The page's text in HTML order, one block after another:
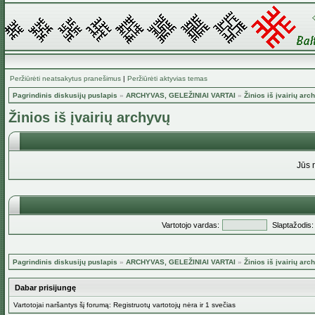
Peržiūrėti neatsakytus pranešimus | Peržiūrėti aktyvias temas
Pagrindinis diskusijų puslapis » ARCHYVAS, GELEŽINIAI VARTAI » Žinios iš įvairių
Žinios iš įvairių archyvų
Jūs
Vartotojo vardas: Slaptažodis:
Pagrindinis diskusijų puslapis » ARCHYVAS, GELEŽINIAI VARTAI » Žinios iš įvairių
Dabar prisijungę
Vartotojai naršantys šį forumą: Registruotų vartotojų nėra ir 1 svečias